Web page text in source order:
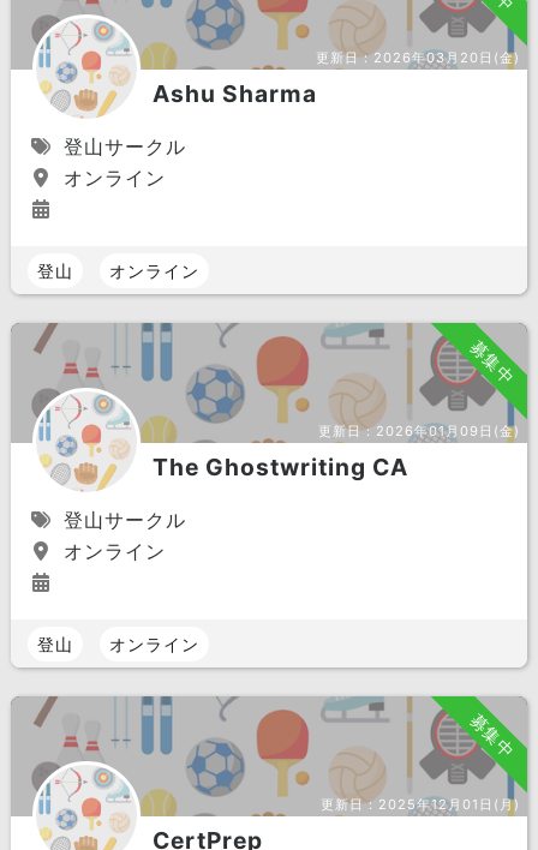
更新日：2026年03月20日(金)
Ashu Sharma
登山サークル
オンライン
登山 オンライン
募集中
更新日： 2026年01月09日(金)
The Ghostwriting CA
登山サークル
オンライン
登山 オンライン
募集中
更新日： 2025年12月01日(月)
CertPrep